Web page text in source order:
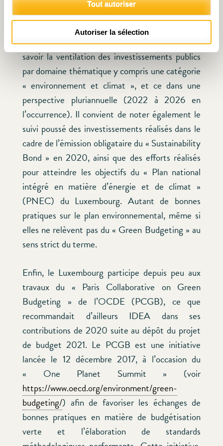
Tout autoriser
Autoriser la sélection
Le projet de budget déposé le 12 octobre 2022
renferme par ailleurs une innovation bienvenue, à
savoir la ventilation des investissements publics
par domaine thématique y compris une catégorie
« environnement et climat », et ce dans une
perspective pluriannuelle (2022 à 2026 en
l’occurrence). Il convient de noter également le
suivi poussé des investissements réalisés dans le
cadre de l’émission obligataire du « Sustainability
Bond » en 2020, ainsi que des efforts réalisés
pour atteindre les objectifs du « Plan national
intégré en matière d’énergie et de climat »
(PNEC) du Luxembourg. Autant de bonnes
pratiques sur le plan environnemental, même si
elles ne relèvent pas du « Green Budgeting » au
sens strict du terme.
Enfin, le Luxembourg participe depuis peu aux
travaux du « Paris Collaborative on Green
Budgeting » de l’OCDE (PCGB), ce que
recommandait d’ailleurs IDEA dans ses
contributions de 2020 suite au dépôt du projet
de budget 2021. Le PCGB est une initiative
lancée le 12 décembre 2017, à l’occasion du
« One Planet Summit » (voir
https://www.oecd.org/environment/green-
budgeting/) afin de favoriser les échanges de
bonnes pratiques en matière de budgétisation
verte et l’élaboration de standards